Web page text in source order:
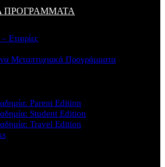
ΠΡΟΓΡΑΜΜΑΤΑ
Εταιρίες
Μεταπτυχιακά Προγράμματα
Parent Edition
Student Edition
Travel Edition